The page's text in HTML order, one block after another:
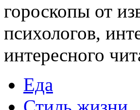
гороскопы от
психологов,
интересного
Еда